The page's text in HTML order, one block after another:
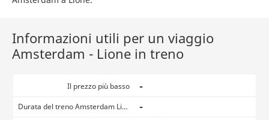
Informazioni utili per un viaggio
Amsterdam - Lione in treno
Il prezzo più basso -
Durata del treno Amsterdam Lione -